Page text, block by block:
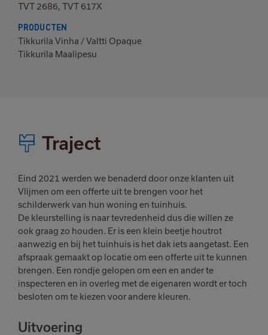
TVT 2686, TVT 617X
PRODUCTEN
Tikkurila Vinha / Valtti Opaque
Tikkurila Maalipesu
Traject
Eind 2021 werden we benaderd door onze klanten uit
Vlijmen om een offerte uit te brengen voor het
schilderwerk van hun woning en tuinhuis.
De kleurstelling is naar tevredenheid dus die willen ze
ook graag zo houden. Er is een klein beetje houtrot
aanwezig en bij het tuinhuis is het dak iets aangetast. Een
afspraak gemaakt op locatie om een offerte uit te kunnen
brengen. Een rondje gelopen om een en ander te
inspecteren en in overleg met de eigenaren wordt er toch
besloten om te kiezen voor andere kleuren.
Uitvoering